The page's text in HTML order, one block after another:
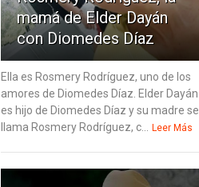
mamá de Elder Dayán
con Diomedes Díaz
Ella es Rosmery Rodríguez, uno de los
amores de Diomedes Díaz. Elder Dayán
es hijo de Diomedes Díaz y su madre se
llama Rosmery Rodríguez, c... Leer Más